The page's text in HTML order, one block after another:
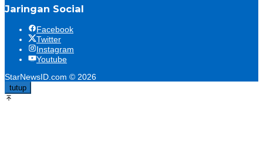
Jaringan Social
Facebook
Twitter
Instagram
Youtube
StarNewsID.com © 2026
tutup